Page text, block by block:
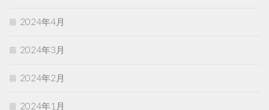
2024年4月
2024年3月
2024年2月
2024年1月